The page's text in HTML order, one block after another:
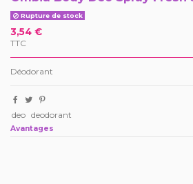
Rupture de stock
3,54 €
TTC
Déodorant
deo deodorant
Avantages